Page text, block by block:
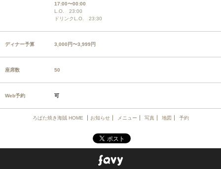
17:00〜00:00
L.O. 23:00
ドリンクL.O. 23:30
ディナー予算 3,000円〜3,999円
座席数 50
Web予約 可
ろばた焼き海賊 HOME お知らせ メニュー 写真 地図 予約